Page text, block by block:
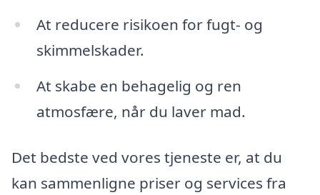
At reducere risikoen for fugt- og
skimmelskader.
At skabe en behagelig og ren
atmosfære, når du laver mad.
Det bedste ved vores tjeneste er, at du
kan sammenligne priser og services fra